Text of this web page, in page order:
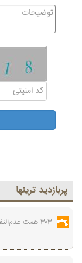
پربازديد ترينها
۳۰۳ همت عدم‌النفع صنایع از ناترازی‌ها